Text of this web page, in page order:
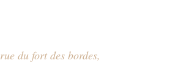
rue du fort des bordes,